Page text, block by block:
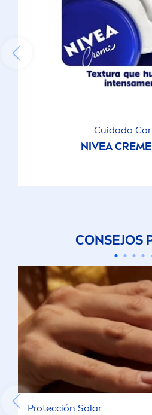
Cuidado
NIVEA CREME
CONSEJOS
Protección Solar